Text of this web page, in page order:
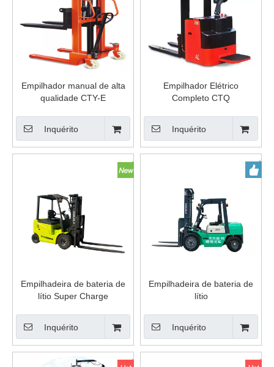
Empilhador manual de alta
qualidade CTY-E
Inquérito
Empilhador Elétrico
Completo CTQ
Inquérito
Empilhadeira de bateria de
lítio Super Charge
Inquérito
Empilhadeira de bateria de
lítio
Inquérito